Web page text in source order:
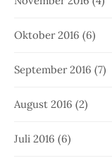
Oktober 2016 (6)
September 2016 (7)
August 2016 (2)
Juli 2016 (6)